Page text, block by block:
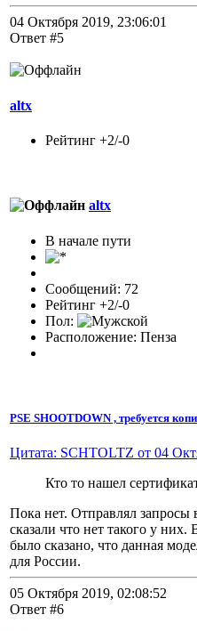
04 Октября 2019, 23:06:01
Ответ #5
altx
Рейтинг +2/-0
altx
В начале пути
Сообщений: 72
Рейтинг +2/-0
Пол:
Расположение: Пенза
PSE SHOOTDOWN , требуется
Цитата: SCHTOLTZ от 04
Кто то нашел
Пока нет. Отправлял
сказали что нет такого у
было сказано, что данная
для России.
05 Октября 2019, 02:08:52
Ответ #6